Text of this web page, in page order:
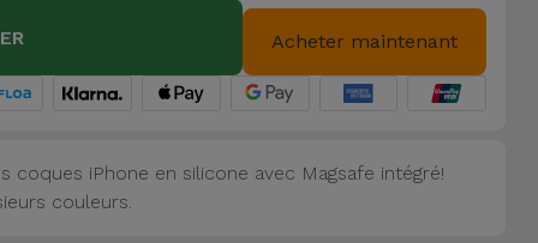
Acheter maintenant
iPhone en silicone avec Magsafe intégré!
couleurs.